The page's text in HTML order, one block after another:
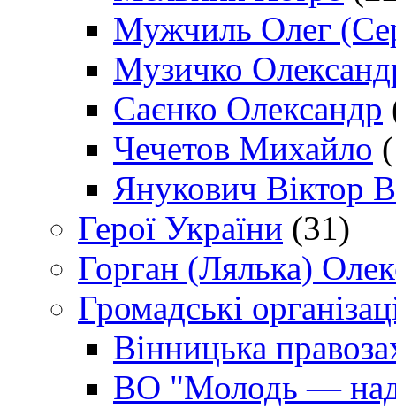
Мужчиль Олег
Музичко
Саєнко Олександр
Чечетов Михайло
Янукович Віктор
Герої України (31)
Горган (Лялька)
Громадські
Вінницька
ВО "Молодь —